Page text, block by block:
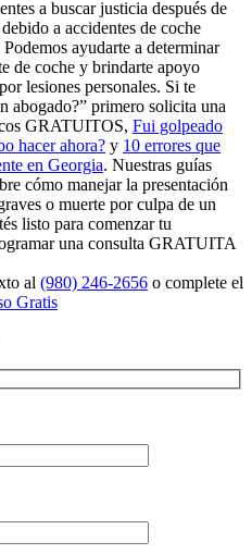
a buscar justicia después de
a accidentes de coche
ayudarte a determinar
de coche y brindarte apoyo
lesiones personales. Si te
abogado?” primero solicita una
GRATUITOS, Fui golpeado
hacer ahora? y 10 errores que
en Georgia. Nuestras guías
cómo manejar la presentación
o muerte por culpa de un
listo para comenzar tu
una consulta GRATUITA
al (980) 246-2656 o complete el
Gratis